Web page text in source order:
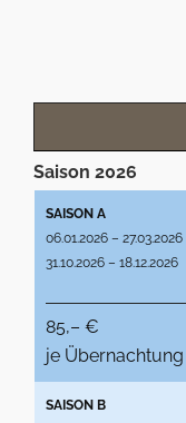
Saison 2026
SAISON A
06.01.2026 – 27.03.2026
31.10.2026 – 18.12.2026
85,– €
je Übernachtung
SAISON B